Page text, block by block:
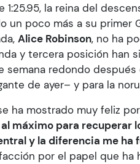
1:25.95, la reina del
un poco más a su primer
Alice Robinson, no ha
y tercera posición han
semana redondo
de ayer– y para la
ha mostrado muy feliz
máximo para recuperar
y la diferencia me ha
por el papel que ha